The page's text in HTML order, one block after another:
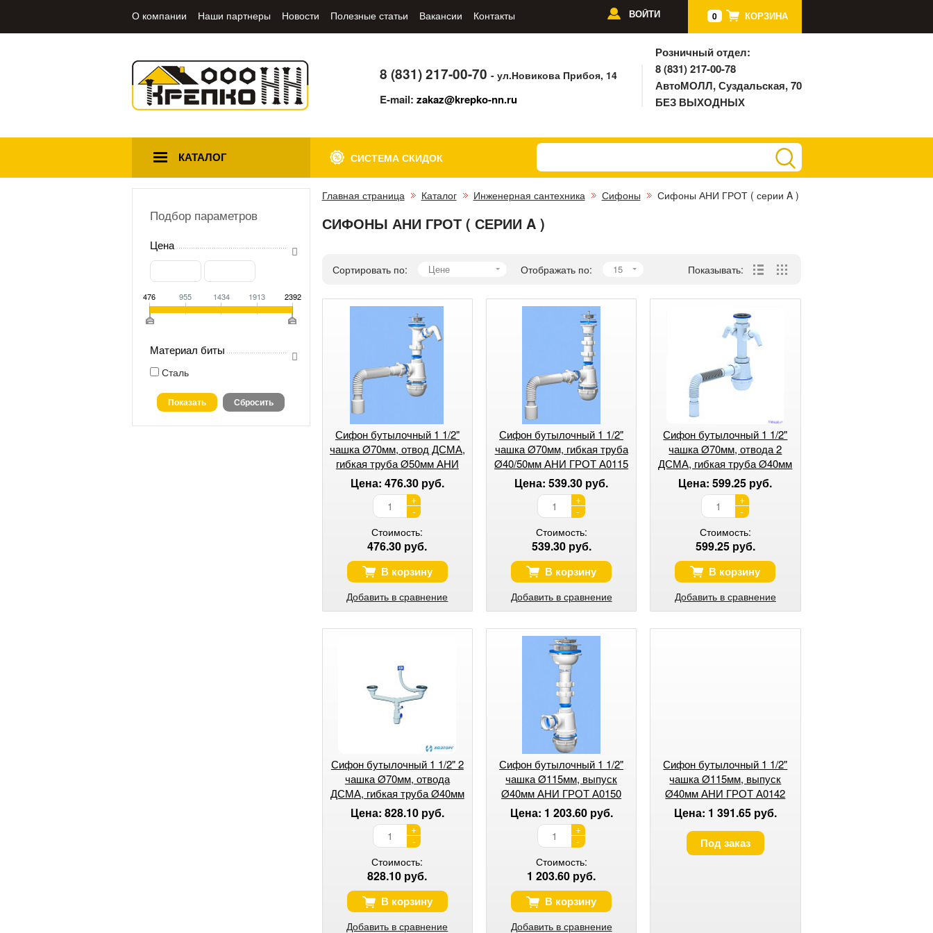
О компании Наши партнеры Новости Полезные статьи Вакансии Контакты 0 КОРЗИНА
ВОЙТИ
8 (831) 217-00-70- ул.Новикова Прибоя, 14
E-mail:zakaz@krepko-nn.ru
Розничный отдел:
8 (831) 217-00-78
АвтоМОЛЛ, Суздальская, 70
БЕЗ ВЫХОДНЫХ
КАТАЛОГ СИСТЕМА СКИДОК
Подбор параметров
Цена
476 955 1434 1913 2392
Материал биты
Сталь
Главная страница Каталог Инженерная сантехника Сифоны Сифоны АНИ ГРОТ ( серии A )
СИФОНЫ АНИ ГРОТ ( СЕРИИ A )
Сортировать по: Цене Отображать по: 15 Показывать:
Сифон бутылочный 1 1/2"
чашка Ø70мм, отвод ДСМА,
гибкая труба Ø50мм АНИ
ГРОТ А2010 (1/25)
Цена: 476.30 руб.
+
-
Стоимость:
476.30 руб.
В корзину
Добавить в сравнение
Сифон бутылочный 1 1/2"
чашка Ø70мм, гибкая труба
Ø40/50мм АНИ ГРОТ А0115
(1/25)
Цена: 539.30 руб.
+
-
Стоимость:
539.30 руб.
В корзину
Добавить в сравнение
Сифон бутылочный 1 1/2"
чашка Ø70мм, отвода 2
ДСМА, гибкая труба Ø40мм
АНИ ГРОТ А1105 (1/25)
Цена: 599.25 руб.
+
-
Стоимость:
599.25 руб.
В корзину
Добавить в сравнение
Сифон бутылочный 1 1/2" 2
чашка Ø70мм, отвода
ДСМА, гибкая труба Ø40мм
Элит
Цена: 828.10 руб.
+
-
Стоимость:
828.10 руб.
В корзину
Добавить в сравнение
Сифон бутылочный 1 1/2"
чашка Ø115мм, выпуск
Ø40мм АНИ ГРОТ А0150
(1/30)
Цена: 1 203.60 руб.
+
-
Стоимость:
1 203.60 руб.
В корзину
Добавить в сравнение
Сифон бутылочный 1 1/2"
чашка Ø115мм, выпуск
Ø40мм АНИ ГРОТ А0142
(1/30)
Цена: 1 391.65 руб.
Под заказ